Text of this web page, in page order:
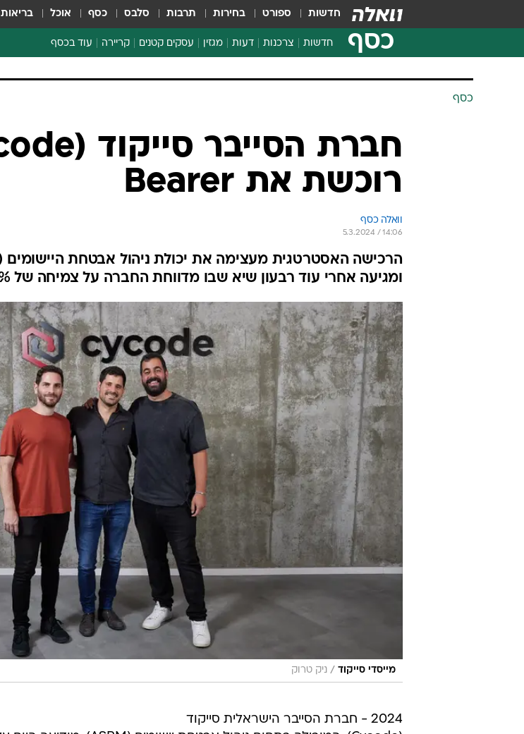
חדשות ספורט בחירות תרבות סלבס כסף אוכל בריאות
כסף חדשות צרכנות
צרכנות פיננסית
דעות מגזין עסקים קטנים קריירה עוד בכסף
קריפטו
הלאונג'
רוכשת את Bearer
וואלה כסף
5.3.2024 / 14:06
ומגיעה אחרי עוד רבעון שיא שבו מדווחת החברה על צמיחה של 350% בהכנסות